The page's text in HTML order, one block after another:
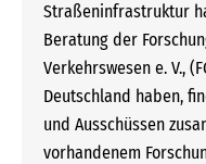
Straßeninfrastruktur
Beratung der
Verkehrswesen e. V.,
Deutschland haben,
und Ausschüssen
vorhandenem